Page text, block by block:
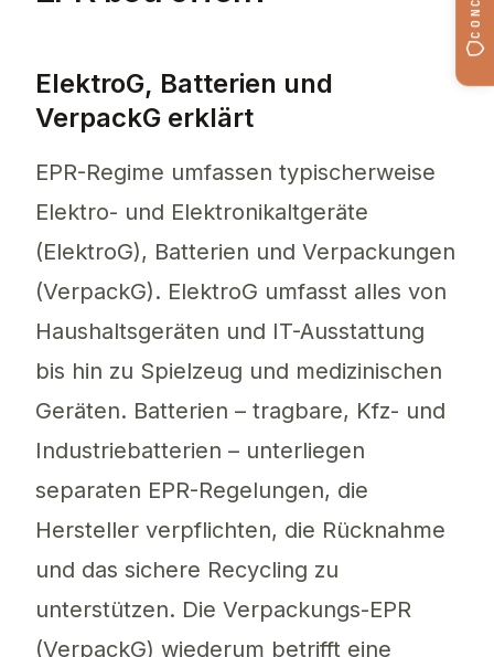
ElektroG, Batterien und
VerpackG erklärt
EPR-Regime umfassen typischerweise
Elektro- und Elektronikaltgeräte
(ElektroG), Batterien und Verpackungen
(VerpackG). ElektroG umfasst alles von
Haushaltsgeräten und IT-Ausstattung
bis hin zu Spielzeug und medizinischen
Geräten. Batterien – tragbare, Kfz- und
Industriebatterien – unterliegen
separaten EPR-Regelungen, die
Hersteller verpflichten, die Rücknahme
und das sichere Recycling zu
unterstützen. Die Verpackungs-EPR
(VerpackG) wiederum betrifft eine